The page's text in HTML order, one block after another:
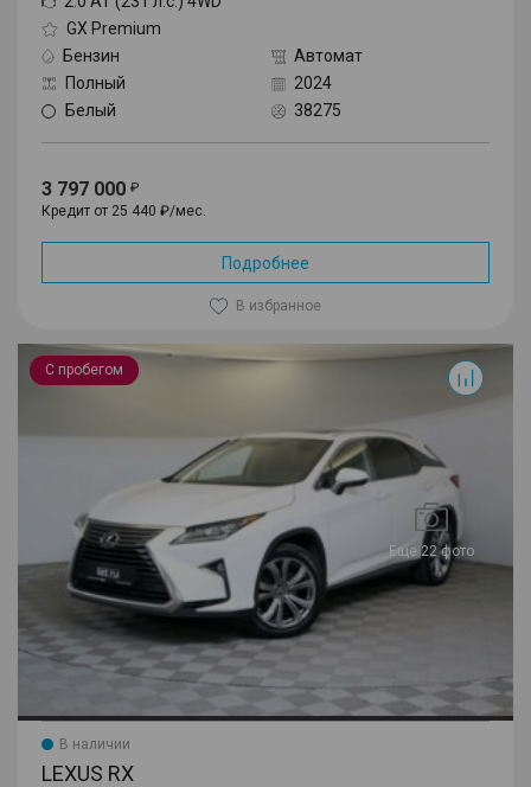
GX Premium
Бензин
Автомат
Полный
2024
Белый
38275
3 797 000
Кредит от 25 440 ₽/мес.
Подробнее
В избранное
С пробегом
Еще 22 фото
RX
В наличии
LEXUS RX